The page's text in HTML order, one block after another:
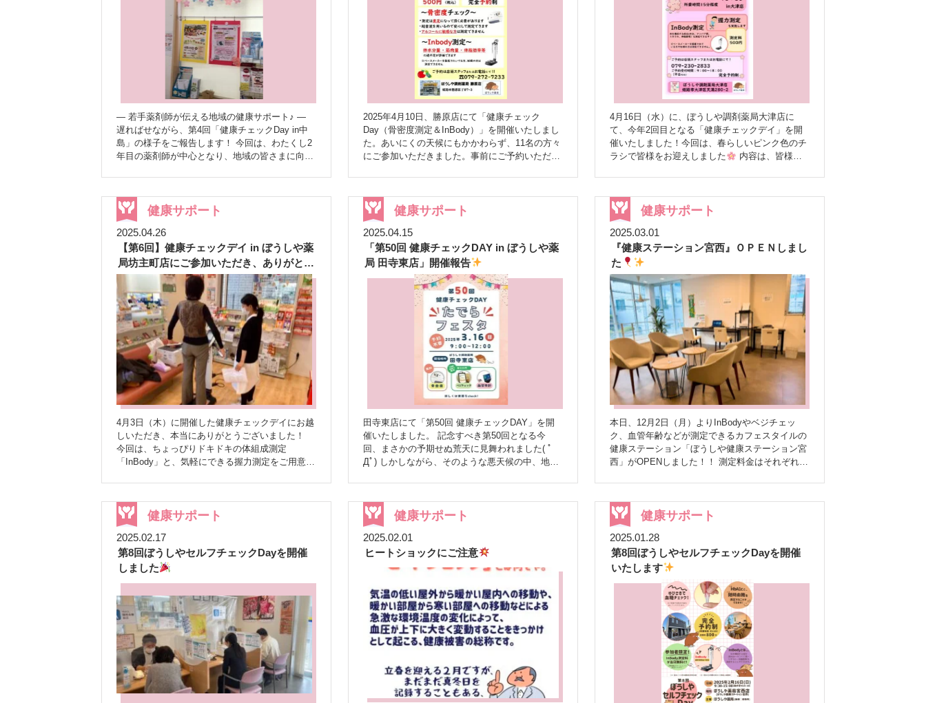
べるのは、なかなか大変ですよね
無理なく野
菜をとるためのポイント 日常の中で取り入れや
すい工夫！ ① 火を通してかさを減らす
ることで野菜の量が減り、たくさん食べやすくな
く摂取できます。 ② 外食時は「野菜を一品プラ
ダや副菜を一品追加するだけでも違います(*^-^*)
まずは「意識すること」が大切ですね！！
：
このシンプルなんが一番おいしいんや！！
：
うんうん！ 早速350ｇの野菜を湯でて、ポン酢で
は、私たちの体を支えるさまざまな栄養素が含ま
どなど・・・ これらは、 ・免疫力のサポート ・
便通の改善 ・血糖値の安定 などに役立ってくれ
ます
ドレッシングや調味料の使いすぎによる
塩分のとりすぎには注意しながら、 野菜をおい
しく、無理なく取り入れていきましょう
カリウム制限などがある方は、必ず医師にご相談
ください
LINE登録者限定コンテンツですが…
この配信は、公式LINE登録者さま限定でお届けし
ているコンテンツです。とても分かりやすく、日
常にすぐ活かせる内容なので、もっと多くの方に
見ていただけたら嬉しいなと感じています
「LINE登録しているけど、まだ見たことないなぁ
～」 「そもそもLINE登録してへんなぁ」 また、
「通知がたくさん届きそうで気になる…」「以前
登録していたけど、通知が気になってブロックし
た！」という方もいらっしゃるかもしれません。
おくことも可能です。必要なときだけ配信内容を
チェックしたり、気になるテーマの回だけご覧い
ただくこともできます。
LINE通知をOFFにす
る方法
▼ 設定方法 LINEアプリを開く トーク
ップ 「通知オフ」を選択 ※いつでもON／OFFの
切り替えが可能です♪ 「今は通知はいらないけ
ど、ちょっと気になるな」という方も、ご自身の
ペースで、無理なくお付き合いいただければ嬉し
いです。 ぜひこの機会にチェックしてみてくだ
さいね
これからも、地域の皆さまのために
来年も引き続き、地域の皆さまの健康に役立つ情
報を、楽しく・分かりやすくお届けしていきま
す。 ぜひお友だち登録よろしくお願いいたしま
す
今後の配信もお楽しみに
LINEお
友達登録はこちらから
https://line.me/R/ti/p/@644jtczd QRコード
落ち着き、足元の悪い中、たくさんの方が足を運
んでくださいました
ゆったりと過ごせた時
結果的には各ブースとも待ち時間がほとん
どなく、お一人お一人とゆっくり向き合える時間
を持つことができました
健康測定ブースで
は、 ♡InBody測定 ♡血管年齢測定 ♡骨密度測定
♡血糖測定 ♡ベジチェック ♡CogEvo（認知機能
チェック） などを体験していただき、じっくり
とご相談いただく場面も多く見られました
っかりとお話ができたことは、私たちにとっても
大きな喜びです。 ほかにはピンクリボンコーナ
ーやこども調剤体験コーナーも
チラシには載
ていませんでしたが、 ♡ぼうしやマルシェ ス
ぼうしやファームの新鮮野菜
やってきました。 手に取ってくださる方の笑顔
がとても印象的でした
ース
耳つぼ体験や美脳エステ、ハンドケア、
ウィッグ試着など、美容ブースもとても充実して
いました
実は…私たちスタッフも休憩時間に
体験させていただき、しっかり楽しませていただ
“健康”と“美容”がひとつになった、と
てもあたたかい空間だったと感じています
謝の気持ちを込めて
とてもとても寒い中、ま
たお足元の悪い中、ご来場くださいました皆さ
ま、誠にありがとうございました
一緒させていただいたラポール様、会場設営をは
じめ細やかなご配慮をいただいたザ・ロイヤルク
ラシック姫路の皆さまにも心より感謝申し上げま
てまいります
今後のイベントもどうぞお楽し
みに
く、「工夫する」という考え方
配信の中でお
伝えしているのは、「カップラーメンやファース
トフードは絶対にNG」という話ではありませ
どう食べるか
どう付き合うか といっ
た “食べ方の工夫” を中心にお話ししています。
裏で見ていた広報スタッフの私自身も、「なるほ
ど、なるほど……え！？それ知らんかった！」
と、まさに目からうろこでした。 自分の食生活
を振り返る、良いきっかけにもなった回です
実は…放送直前にトラブルが！？
ここからは
少し裏話を。実は今回、放送直前に通信トラブル
が発生し、「このまま放送できるのか！？」とい
下した弊社の敏腕プロデューサーのおかげで、無
チェックしていた私も、今回はいつも以上にハラ
ハラ…
（実は毎回、現場スタッフ全員「ちゃん
と放送できてる！？」と内心ドキドキ
す。笑） LINE登録者限定コンテンツですが… こ
の配信は、公式LINE登録者さま限定でお届けして
いるコンテンツです。とても分かりやすく、日常
にすぐ活かせる内容なので、もっと多くの方に見
ていただけたら嬉しいなと感じています
「LINE登録しているけど、まだ見たことないなぁ
～」 「そもそもLINE登録してへんなぁ」 また、
「通知がたくさん届きそうで気になる…」「以前
登録していたけど、通知が気になってブロックし
た！」という方もいらっしゃるかもしれません。
公式LINEは、通知をOFFにしたまま登録して
おくことも可能です。必要なときだけ配信内容を
チェックしたり、気になるテーマの回だけご覧い
る方法
▼ 設定方法 LINEアプリを開く トーク
一覧から「ぼうしや薬局」のトーク画面を開く
画面右上の【三本線（≡）】または【通知】をタ
ップ 「通知オフ」を選択 ※いつでもON／OFFの
ペースで、無理なくお付き合いいただければ嬉し
いです。 ぜひこの機会にチェックしてみてくだ
さいね
これからも、地域の皆さまのために
来年も引き続き、地域の皆さまの健康に役立つ情
報を、楽しく・分かりやすくお届けしていきま
す。 ぜひお友だち登録よろしくお願いいたしま
す
今後の配信もお楽しみに
LINEお
友達登録はこちらから
https://line.me/R/ti/p/@644jtczd QRコード
― 若手薬剤師が伝える地域の健康サポート♪ ―
遅ればせながら、第4回「健康チェックDay in中
島」の様子をご報告します！ 今回は、わたくし2
年目の薬剤師が中心となり、地域の皆さまに向け
た。 ★骨密度測定
★ストレスチェック付き血
管年齢測定
また、昨年10月に続き 「ぼうしや
マルシェ」 も同時開催。健康チェックとあわせ
て楽しんでいただける内容を準備しました
知と予約状況 店内掲示や、地域の方に向けてチ
ラシ配布を行いました。 有難いことに、4月初旬
にはすでに予約枠が満員に！ 当日はキャンセル
もありましたが、12名の方にご参加いただきまし
た（ご夫婦でのご予約もありました）<(_ _)> 参
加者の声
な嬉しいご感想をいただきました。 ★「説明が
とても分かりやすく、今後の参考になりました」
★「これまで測ったことがなかったので、参加し
てよかった」 ★「骨密度や血管年齢が分かっ
て、食事や運動に気をつけたいと思いました」
なかには、骨密度が低下していることが分かり、
その後医療機関を受診につながった方もいらっし
ゃいました
こうした取り組みが、未受診・未
治療の方の“気づき”や“受診のきっかけ”につながっ
ていることを実感できる機会となりました
今後に向けて
反省点としては、予定より早め
に来られる方が多く、1人10分の測定時間では待
ち時間が発生してしまったこと。次回は時間配分
方で、ぼうしやマルシェは前回よりもたくさんの
方にご購入いただくことが出来ました
の皆さまにとっても、健康チェックとマルシェを
セットで楽しんでいただける場となったのではな
いかと思います
ントを通じて、健康に関心をもっていただくきっ
す。次回はさらにパワーアップして、より多くの
方に参加いただけるよう頑張ります！ 今後も、
地域の健康を支える薬局として、こうした取り組
みを続けていきます。 次回開催も、どうぞお楽
しみに！
2025年4月10日、勝原店にて「健康チェック
Day（骨密度測定＆InBody）」を開催いたしまし
た。あいにくの天候にもかかわらず、11名の方々
にご参加いただきました。事前にご予約いただい
となりました
イベントの内容 InBody測
定：体成分分析装置を使用し、筋肉量や脂肪量、
水分量などを測定しました。 骨密度測定：超音
波を用いて踵の骨密度を測定し、骨の健康状態を
確認しました。 結果の説明とアドバイス：測定
結果をもとに、食事や運動に関するアドバイスを
行いました。 初めて参加された方々も、長年の
経験を持つスタッフの丁寧な対応により、リラッ
クスして測定を受けていただけました。
とても良かったです。」 「なかなか体重以外を
測定する機会がないので、測っていただけてよか
や運動のアドバイスもしていただけてよかったで
母様にもご参加いただきました。女性は閉経後の
骨密度低下に注意が必要ですが、妊娠や授乳中も
骨の健康に注意が必要です。子育てでお忙しい中
でも、ご自身の健康チェックのためにイベントを
ご活用いただけたことは、これまでの健康イベン
トとはまた違った意義がありました。
向けて 今後も健康イベントを通じて、患者様だ
健康について確認や相談できる場所として認識
し、ご利用いただけるよう、スタッフ一同努めて
まいります。
4月16日（水）に、ぼうしや調剤薬局大津店に
て、今年2回目となる「健康チェックデイ」を開
催いたしました！今回は、春らしいピンク色のチ
ラシで皆様をお迎えしました
内容は、皆様の
測定後には、InBodyと握力計の結果をもと
に、サルコペニア（筋肉減少症）のチェックシー
トを使って、現在のご自身の状態や、その予防・
対策について、資料を見ながらじっくりとお話を
させていただきました。 筋肉量の低下が見られ
た患者様には、 ★ 積極的にタンパク質を摂るこ
と ★ 無理のない範囲で運動を取り入れること ★
バランスの取れた食事を心がけること など、具
体的なアドバイスをさせていただきました
ご
参加いただいた患者様からは、 「詳しいことが
よく分かって、とても参考になったわ！」 「こ
ういう機会がないから、自分の体を測定できて本
当に良かった。」 「年齢とともに体の衰えを感
じていたけど、改めて確認できて、これからもう
少し頑張ろうって思えたよ。」 といったお声を
いただき、皆様ご自身の体と真剣に向き合う、良
いきっかけになったようで、私たちも大変嬉しく
思っております
報をお届けできるよう、力を合わせて頑張りたい
と思います(*￣0￣)/ オゥッ!!
健康サポート
2025.04.26
【第6回】健康チェックデイ in ぼうしや薬
局坊主町店にご参加いただき、ありがとう
ございました
4月3日（木）に開催した健康チェックデイにお越
しいただき、本当にありがとうございました！
今回は、ちょっぴりドキドキの体組成測定
「InBody」と、気軽にできる握力測定をご用意し
っぱいになりました。 測定後には、結果を見な
がら、お客様一人ひとりに合わせたお話をさせて
いただいたのですが、これがまた、あっという間
の濃密な時間で…！平均30分ほど、じっくりと健
康について語り合うことができました(#^^#) 「測
定してもらって、色々聞けて、本当に良い時間だ
ら気を付けていることが、ちゃんと数値に出るっ
て、やっぱり嬉しいものね！」 そんな、嬉しい
お声もいただき、皆様がご自身の健康と向き合
い、笑顔で帰られるのを見送ることができて、私
たちも心があたたまりました
今回のイベント
では、新人スタッフ2人がメインで頑張りました
これからも、皆様の健康を楽しくサポートで
きるような企画を考えていきますので、ぜひ楽し
健康サポート
2025.04.15
「第50回 健康チェックDAY in ぼうしや薬
局 田寺東店」開催報告
田寺東店にて「第50回 健康チェックDAY」を開
催いたしました。 記念すべき第50回となる今
回、まさかの予期せぬ荒天に見舞われました( ﾟ
Дﾟ) しかしながら、そのような悪天候の中、地域
は、気軽に自身の状態を把握できる機会を提供す
ることを目的とし、以下の測定を実施いたしまし
た。 骨密度測定（無料）：超音波を用いて骨の
健康状態をチェック。 ベジチェック500円（LINE
登録で無料に）：手のひらをセンサーに当てるだ
けで、野菜摂取量を数値化。 血管年齢測定・ス
ずか2分で血管の柔軟性を測定し、血管の老化度
合いをチェック。現在のストレス状態も分かりま
す。 参加者さんからは、「普段から自分の体の
ことが気になってはいたものの、なかなか計測す
る機会がなかったので、このような機会を作って
や、 「今日の測定結果を知ることができ、少し
安心しました。これからも自分の体の状態に気を
付けて生活していきたい」という健康意識の向上
健康サポート
2025.03.01
『健康ステーション宮西』ＯＰＥＮしまし
た
本日、12月2日（月）よりInBodyやベジチェッ
ク、血管年齢などが測定できるカフェスタイルの
健康ステーション「ぼうしや健康ステーション宮
西」がOPENしました！！ 測定料金はそれぞれ1
るととても嬉しいです
是非お気軽にお立ち寄
りくださいませ
詳細は専用HP（URLリン
ク）をクリック
お友達登録はこちらから♪
https://lin.ee/6Hmqdaz ぜひお待ちしております
健康サポート
2025.02.17
第8回ぼうしやセルフチェックDayを開催
しました
健康サポート
2025.02.01
ヒートショックにご注意
健康サポート
2025.01.28
第8回ぼうしやセルフチェックDayを開催
いたします